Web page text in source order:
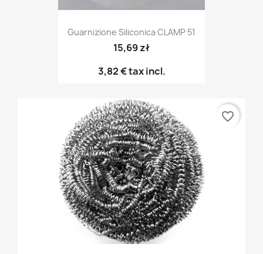
Guarnizione Siliconica CLAMP 51
15,69 zł
3,82 €tax incl.
favorite_border